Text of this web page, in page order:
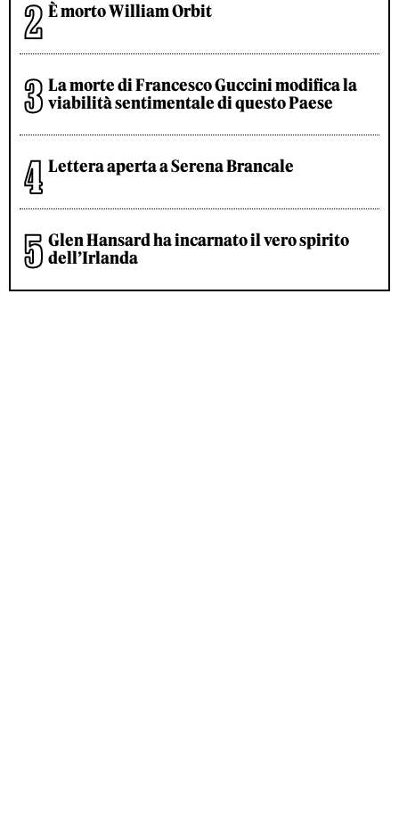
È morto William Orbit
La morte di Francesco Guccini modifica la
viabilità sentimentale di questo Paese
Lettera aperta a Serena Brancale
Glen Hansard ha incarnato il vero spirito
dell’Irlanda